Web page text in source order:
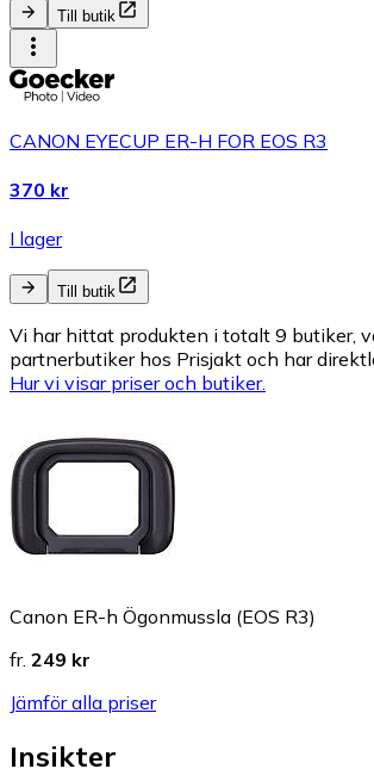
Till butik
CANON EYECUP ER-H FOR EOS R3
370 kr
I lager
Till butik
Vi har hittat produkten i totalt 9 butiker,
partnerbutiker hos Prisjakt och har
Hur vi visar priser och butiker.
Canon ER-h Ögonmussla (EOS R3)
fr. 249 kr
Jämför alla priser
Insikter